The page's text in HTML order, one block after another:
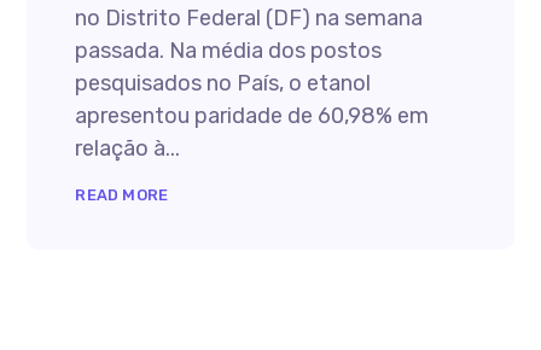
no Distrito Federal (DF) na semana
passada. Na média dos postos
pesquisados no País, o etanol
apresentou paridade de 60,98% em
relação à...
READ MORE